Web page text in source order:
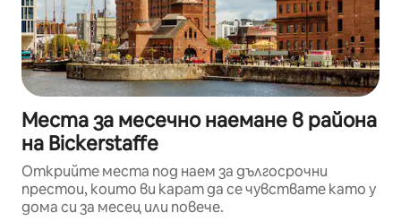
Места за месечно наемане в района
на Bickerstaffe
Открийте места под наем за дългосрочни
престои, които ви карат да се чувствате като у
дома си за месец или повече.